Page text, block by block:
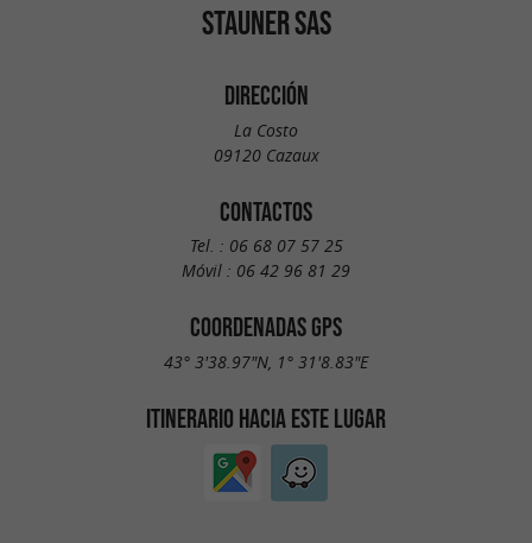
STAUNER SAS
DIRECCIÓN
La Costo
09120 Cazaux
CONTACTOS
Tel. : 06 68 07 57 25
Móvil : 06 42 96 81 29
COORDENADAS GPS
43° 3'38.97"N, 1° 31'8.83"E
ITINERARIO HACIA ESTE LUGAR